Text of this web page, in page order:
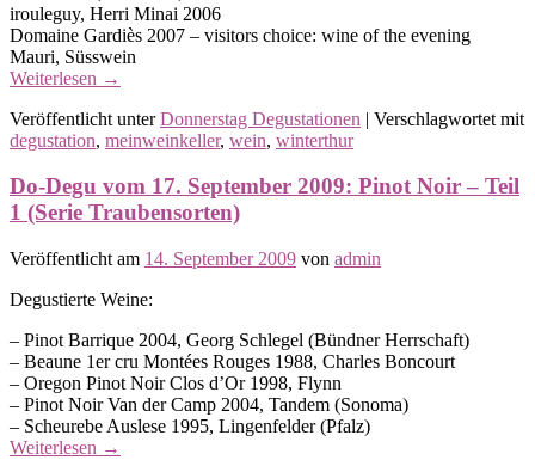
irouleguy, Herri Minai 2006
Domaine Gardiès 2007 – visitors choice: wine of the evening
Mauri, Süsswein
Weiterlesen →
Veröffentlicht unter Donnerstag Degustationen | Verschlagwortet mit
degustation, meinweinkeller, wein, winterthur
Do-Degu vom 17. September 2009: Pinot Noir – Teil
1 (Serie Traubensorten)
Veröffentlicht am 14. September 2009 von admin
Degustierte Weine:
– Pinot Barrique 2004, Georg Schlegel (Bündner Herrschaft)
– Beaune 1er cru Montées Rouges 1988, Charles Boncourt
– Oregon Pinot Noir Clos d’Or 1998, Flynn
– Pinot Noir Van der Camp 2004, Tandem (Sonoma)
– Scheurebe Auslese 1995, Lingenfelder (Pfalz)
Weiterlesen →